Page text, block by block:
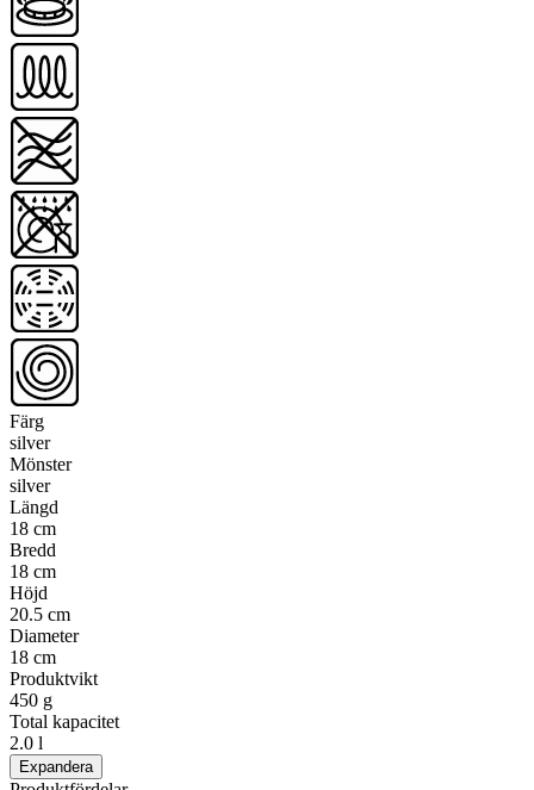
Färg
silver
Mönster
silver
Längd
18 cm
Bredd
18 cm
Höjd
20.5 cm
Diameter
18 cm
Produktvikt
450 g
Total kapacitet
2.0 l
Expandera